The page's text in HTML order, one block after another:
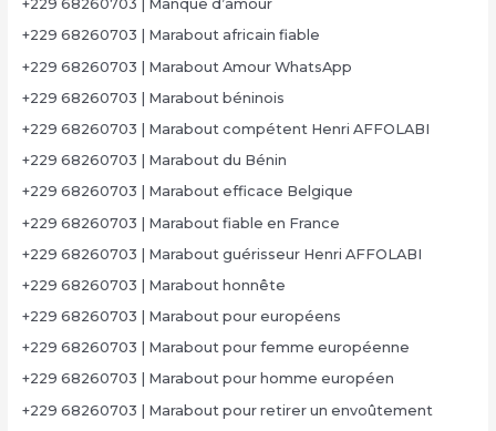
+229 68260703 | Manque d’amour
+229 68260703 | Marabout africain fiable
+229 68260703 | Marabout Amour WhatsApp
+229 68260703 | Marabout béninois
+229 68260703 | Marabout compétent Henri AFFOLABI
+229 68260703 | Marabout du Bénin
+229 68260703 | Marabout efficace Belgique
+229 68260703 | Marabout fiable en France
+229 68260703 | Marabout guérisseur Henri AFFOLABI
+229 68260703 | Marabout honnête
+229 68260703 | Marabout pour européens
+229 68260703 | Marabout pour femme européenne
+229 68260703 | Marabout pour homme européen
+229 68260703 | Marabout pour retirer un envoûtement